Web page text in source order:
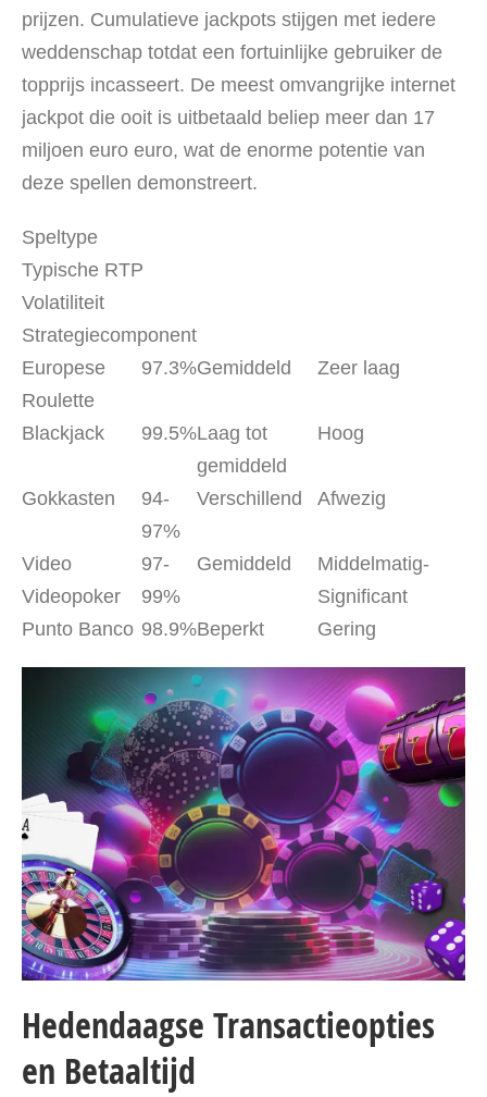
prijzen. Cumulatieve jackpots stijgen met iedere
weddenschap totdat een fortuinlijke gebruiker de
topprijs incasseert. De meest omvangrijke internet
jackpot die ooit is uitbetaald beliep meer dan 17
miljoen euro euro, wat de enorme potentie van
deze spellen demonstreert.
Speltype
Typische RTP
Volatiliteit
Strategiecomponent
Europese
Roulette
97.3%Gemiddeld Zeer laag
Blackjack 99.5%Laag tot
gemiddeld
Hoog
Gokkasten
94-
97%
Verschillend Afwezig
Video
Videopoker
97-
99%
Gemiddeld
Middelmatig-
Significant
Punto Banco 98.9%Beperkt Gering
Hedendaagse Transactieopties
en Betaaltijd